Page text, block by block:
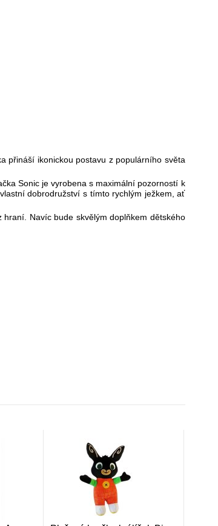
přináší ikonickou postavu z populárního světa
Sonic je vyrobena s maximální pozorností k
dobrodružství s tímto rychlým ježkem, ať
Navíc bude skvělým doplňkem dětského